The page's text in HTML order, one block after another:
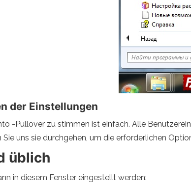
der Einstellungen
-Pullover zu stimmen ist einfach. Alle
Sie uns sie durchgehen, um die erforderlichen
üblich
in diesem Fenster eingestellt werden: